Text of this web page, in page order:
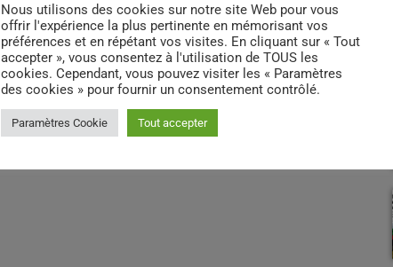
Nous utilisons des cookies sur notre site Web pour vous
offrir l'expérience la plus pertinente en mémorisant vos
préférences et en répétant vos visites. En cliquant sur « Tout
accepter », vous consentez à l'utilisation de TOUS les
cookies. Cependant, vous pouvez visiter les « Paramètres
des cookies » pour fournir un consentement contrôlé.
Paramètres Cookie Tout accepter